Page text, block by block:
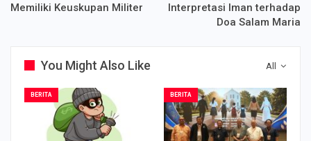
Memiliki Keuskupan Militer
Interpretasi Iman terhadap
Doa Salam Maria
All
You Might Also Like
BERITA BERITA